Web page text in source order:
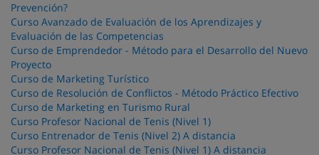
Prevención?
Curso Avanzado de Evaluación de los Aprendizajes y
Evaluación de las Competencias
Curso de Emprendedor - Método para el Desarrollo del Nuevo
Proyecto
Curso de Marketing Turístico
Curso de Resolución de Conflictos - Método Práctico Efectivo
Curso de Marketing en Turismo Rural
Curso Profesor Nacional de Tenis (Nivel 1)
Curso Entrenador de Tenis (Nivel 2) A distancia
Curso Profesor Nacional de Tenis (Nivel 1) A distancia